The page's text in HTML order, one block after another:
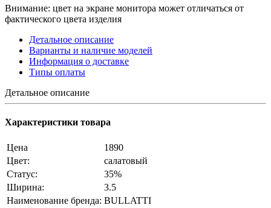
Внимание: цвет на экране монитора может отличаться от
фактического цвета изделия
Детальное описание
Варианты и наличие моделей
Информация о доставке
Типы оплаты
Детальное описание
Характеристики товара
Цена
1890
Цвет:
салатовый
Статус:
35%
Ширина:
3.5
Наименование бренда: BULLATTI